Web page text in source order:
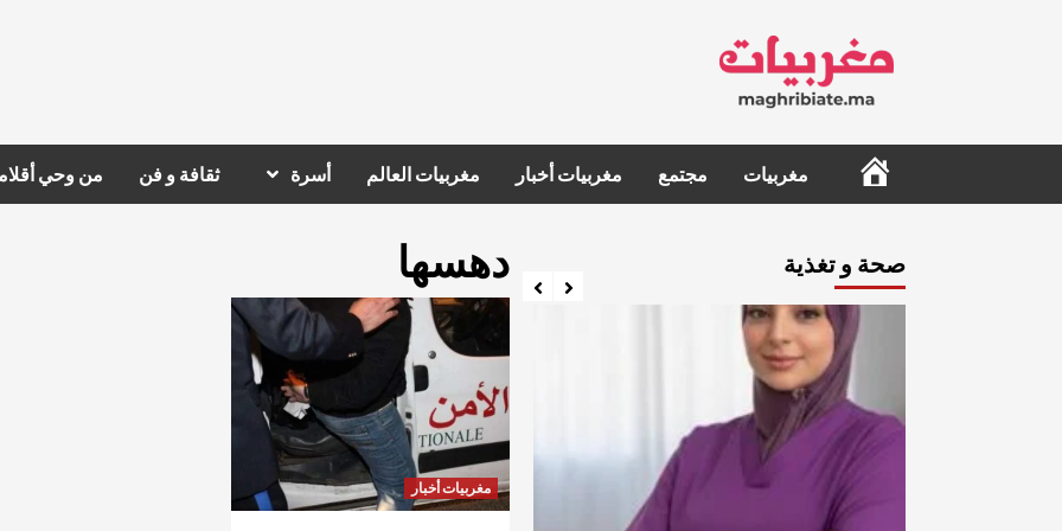
الرئيسيةمغربيات مجتمع مغربيات أخبار مغربيات العالم أسرة ثقافة و فن من وحي
دهسها
مغربيات أخبار
صحة و تغذية